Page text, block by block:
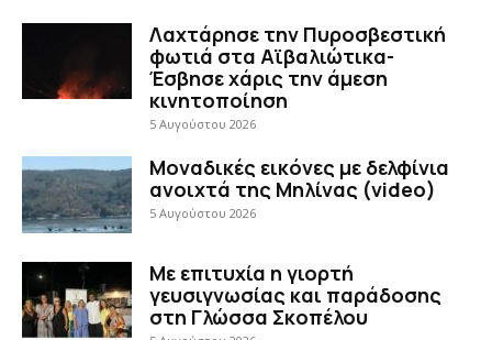
Λαχτάρησε την Πυροσβεστική
φωτιά στα Αϊβαλιώτικα-
Έσβησε χάρις την άμεση
κινητοποίηση
5 Αυγούστου 2026
Μοναδικές εικόνες με δελφίνια
ανοιχτά της Μηλίνας (video)
5 Αυγούστου 2026
Με επιτυχία η γιορτή
γευσιγνωσίας και παράδοσης
στη Γλώσσα Σκοπέλου